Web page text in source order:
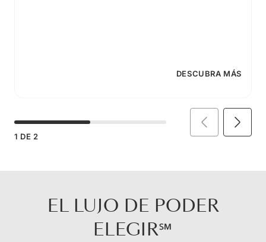
DESCUBRA MÁS
1 DE 2
EL LUJO DE PODER
ELEGIR℠